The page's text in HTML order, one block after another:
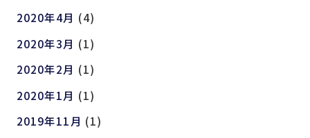
2020年4月 (4)
2020年3月 (1)
2020年2月 (1)
2020年1月 (1)
2019年11月 (1)